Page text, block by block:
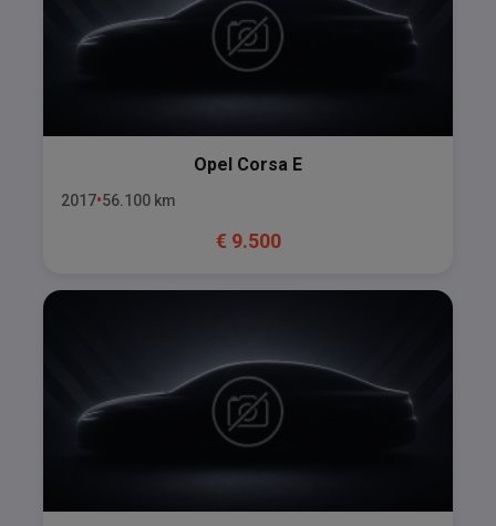
Opel Corsa E
2017 56.100 km
€ 9.500